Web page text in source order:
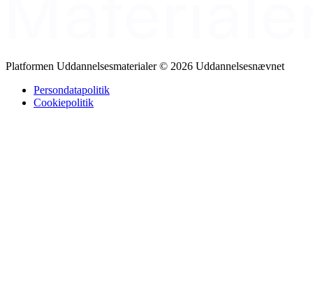
Platformen Uddannelsesmaterialer © 2026 Uddannelsesnævnet
Persondatapolitik
Cookiepolitik